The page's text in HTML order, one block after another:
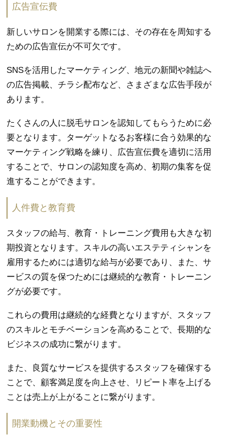
広告宣伝費
新しいサロンを開業する際には、その存在を周知する
ための広告宣伝が不可欠です。
SNSを活用したマーケティング、地元の新聞や雑誌へ
の広告掲載、チラシ配布など、さまざまな広告手段が
あります。
たくさんの人に脱毛サロンを認知してもらうために必
要となります。ターゲットなるお客様に合う効果的な
マーケティング戦略を練り、広告宣伝費を適切に活用
することで、サロンの認知度を高め、初期の集客を促
進することができます。
人件費と教育費
スタッフの給与、教育・トレーニング費用も大きな初
期投資となります。スキルの高いエステティシャンを
雇用するためには適切な給与が必要であり、また、サ
ービスの質を保つためには継続的な教育・トレーニン
グが必要です。
これらの費用は継続的な経費となりますが、スタッフ
のスキルとモチベーションを高めることで、長期的な
ビジネスの成功に繋がります。
また、良質なサービスを提供するスタッフを確保する
ことで、顧客満足度を向上させ、リピート率を上げる
ことは売上が上がることに繋がります。
開業動機とその重要性